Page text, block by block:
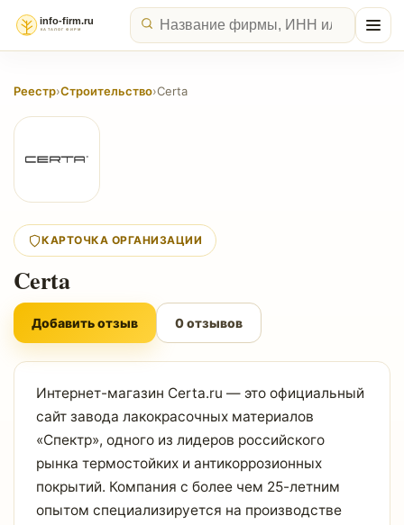
Реестр›Строительство›Certa
КАРТОЧКА ОРГАНИЗАЦИИ
Certa
Добавить отзыв 0 отзывов
Интернет-магазин Certa.ru — это официальный
сайт завода лакокрасочных материалов
«Спектр», одного из лидеров российского
рынка термостойких и антикоррозионных
покрытий. Компания с более чем 25-летним
опытом специализируется на производстве